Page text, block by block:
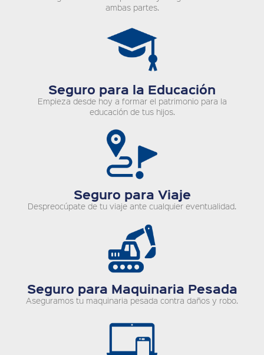
ambas partes.
Seguro para la Educación
Empieza desde hoy a formar el patrimonio para la
educación de tus hijos.
Seguro para Viaje
Despreocúpate de tu viaje ante cualquier eventualidad.
Seguro para Maquinaria Pesada
Aseguramos tu maquinaria pesada contra daños y robo.